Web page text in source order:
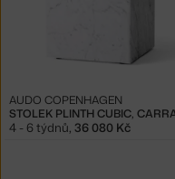
STOLEK PLINTH CUBIC,
AUDO COPENHAGEN
4 - 6 týdnů, 36 080 Kč